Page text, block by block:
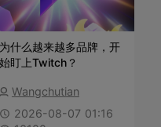
为什么越来越多品牌，开
始盯上Twitch？
Wangchutian
2026-08-07 01:16